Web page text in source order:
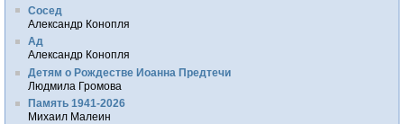
Сосед
Александр Конопля
Ад
Александр Конопля
Детям о Рождестве Иоанна Предтечи
Людмила Громова
Память 1941-2026
Михаил Малеин